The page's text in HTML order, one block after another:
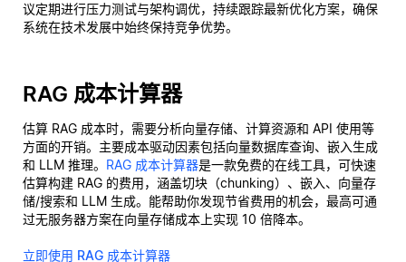
议定期进行压力测试与架构调优，持续跟踪最新优化方案，确保
系统在技术发展中始终保持竞争优势。
RAG 成本计算器
估算 RAG 成本时，需要分析向量存储、计算资源和 API 使用等
方面的开销。主要成本驱动因素包括向量数据库查询、嵌入生成
和 LLM 推理。 RAG 成本计算器是一款免费的在线工具，可快速
估算构建 RAG 的费用，涵盖切块（chunking）、嵌入、向量存
储/搜索和 LLM 生成。能帮助你发现节省费用的机会，最高可通
过无服务器方案在向量存储成本上实现 10 倍降本。
立即使用 RAG 成本计算器